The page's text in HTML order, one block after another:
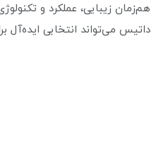
هم‌زمان زیبایی، عملکرد و
داتیس می‌تواند انتخابی ایده‌آل